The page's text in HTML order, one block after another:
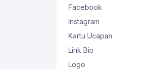
Facebook
Instagram
Kartu Ucapan
Link Bio
Logo